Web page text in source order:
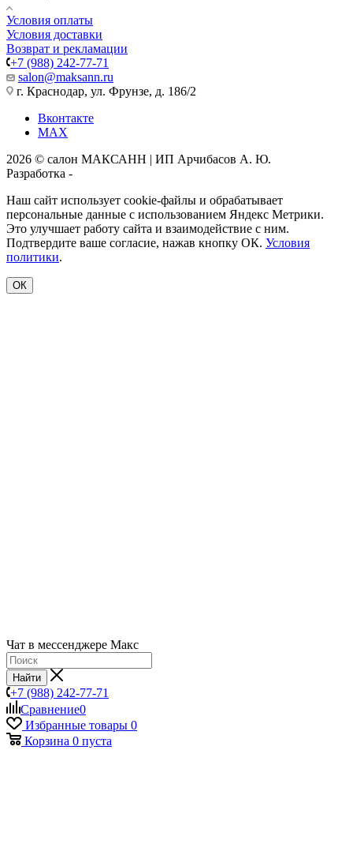
Условия оплаты
Условия доставки
Возврат и рекламации
+7 (988) 242-77-71
salon@maksann.ru
г. Краснодар, ул. Фрунзе, д. 186/2
Вконтакте
MAX
2026 © салон МАКСАНН | ИП Арчибасов А. Ю.
Разработка -
Наш сайт использует cookie-файлы и обрабатывает
персональные данные с использованием Яндекс Метрики.
Это улучшает работу сайта и взаимодействие с ним.
Подтвердите ваше согласие, нажав кнопку ОК. Условия
политики.
ОК
Чат в мессенджере Макс
Найти
+7 (988) 242-77-71
Сравнение0
Избранные товары 0
Корзина 0 пуста